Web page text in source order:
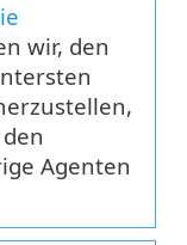
wir, den
Agenten